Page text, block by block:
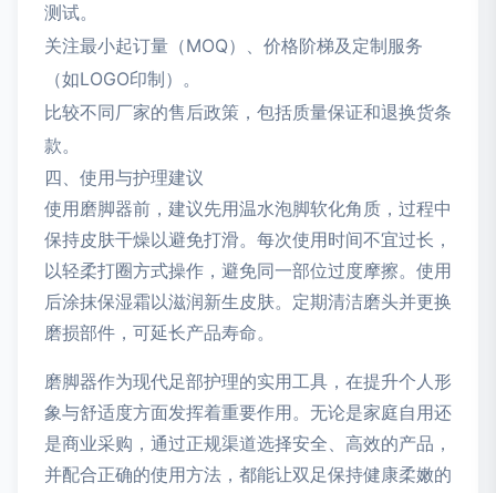
测试。
关注最小起订量（MOQ）、价格阶梯及定制服务
（如LOGO印制）。
比较不同厂家的售后政策，包括质量保证和退换货条
款。
四、使用与护理建议
使用磨脚器前，建议先用温水泡脚软化角质，过程中
保持皮肤干燥以避免打滑。每次使用时间不宜过长，
以轻柔打圈方式操作，避免同一部位过度摩擦。使用
后涂抹保湿霜以滋润新生皮肤。定期清洁磨头并更换
磨损部件，可延长产品寿命。
磨脚器作为现代足部护理的实用工具，在提升个人形
象与舒适度方面发挥着重要作用。无论是家庭自用还
是商业采购，通过正规渠道选择安全、高效的产品，
并配合正确的使用方法，都能让双足保持健康柔嫩的